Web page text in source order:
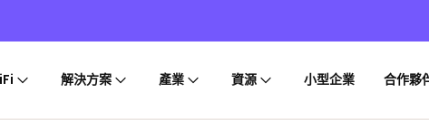
解決方案 產業 資源 小型企業 合作夥